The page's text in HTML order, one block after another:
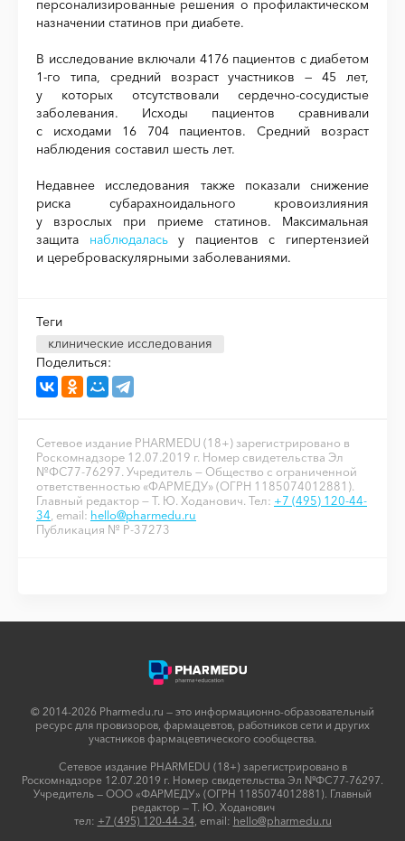
персонализированные решения о профилактическом
назначении статинов при диабете.
В исследование включали 4176 пациентов с диабетом
1-го типа, средний возраст участников — 45 лет,
у которых отсутствовали сердечно-сосудистые
заболевания. Исходы пациентов сравнивали
с исходами 16 704 пациентов. Средний возраст
наблюдения составил шесть лет.
Недавнее исследования также показали снижение
риска субарахноидального кровоизлияния
у взрослых при приеме статинов. Максимальная
защита наблюдаласьу пациентов с гипертензией
и цереброваскулярными заболеваниями.
Теги
клинические исследования
Поделиться:
Сетевое издание PHARMEDU (18+) зарегистрировано в
Роскомнадзоре 12.07.2019 г. Номер свидетельства Эл
№ФС77-76297. Учредитель — Общество с ограниченной
ответственностью «ФАРМЕДУ» (ОГРН 1185074012881).
Главный редактор — Т. Ю. Ходанович. Тел: +7 (495) 120-44-
34 , email: hello@pharmedu.ru
Публикация № P-37273
© 2014-2026 Pharmedu.ru — это информационно-образовательный
ресурс для провизоров, фармацевтов, работников сети и других
участников фармацевтического сообщества.
Сетевое издание PHARMEDU (18+) зарегистрировано в
Роскомнадзоре 12.07.2019 г. Номер свидетельства Эл №ФС77-76297.
Учредитель — ООО «ФАРМЕДУ» (ОГРН 1185074012881). Главный
редактор — Т. Ю. Ходанович
тел: +7 (495) 120-44-34, email: hello@pharmedu.ru